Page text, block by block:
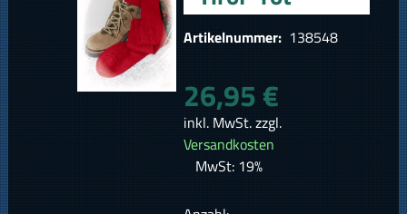
Artikelnummer: 138548
26,95 €
inkl. MwSt. zzgl.
Versandkosten
MwSt: 19%